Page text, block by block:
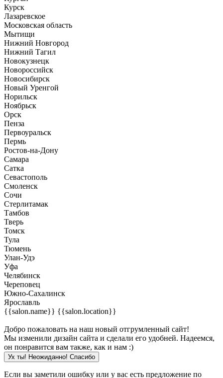
Курск
Лазаревское
Московская область
Мытищи
Нижний Новгород
Нижний Тагил
Новокузнецк
Новороссийск
Новосибирск
Новый Уренгой
Норильск
Ноябрьск
Орск
Пенза
Первоуральск
Пермь
Ростов-на-Дону
Самара
Сатка
Севастополь
Смоленск
Сочи
Стерлитамак
Тамбов
Тверь
Томск
Тула
Тюмень
Улан-Удэ
Уфа
Челябинск
Череповец
Южно-Сахалинск
Ярославль
{{salon.name}} {{salon.location}}
Добро пожаловать на наш новый отгрумленный сайт!
Мы изменили дизайн сайта и сделали его удобней. Надеемся,
он понравится вам также, как и нам :)
Ух ты! Неожиданно! Cпасибо
Если вы заметили ошибку или у вас есть предложение по